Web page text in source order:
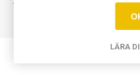
7200 Erlenmayerkolv 100ml
LÄRA